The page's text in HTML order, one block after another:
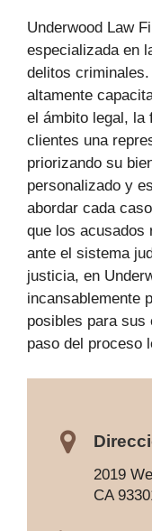
Underwood Law
especializada en
delitos
altamente
el ámbito legal, la
clientes una
priorizando su
personalizado y
abordar cada
que los acusados
ante el sistema
justicia, en
incansablemente
posibles para sus
paso del proceso
2019
CA